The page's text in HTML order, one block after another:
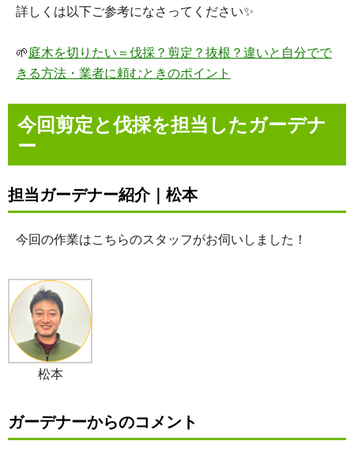
詳しくは以下ご参考になさってください✨
🌱庭木を切りたい＝伐採？剪定？抜根？違いと自分でで
きる方法・業者に頼むときのポイント
今回剪定と伐採を担当したガーデナ
ー
担当ガーデナー紹介｜松本
今回の作業はこちらのスタッフがお伺いしました！
松本
ガーデナーからのコメント